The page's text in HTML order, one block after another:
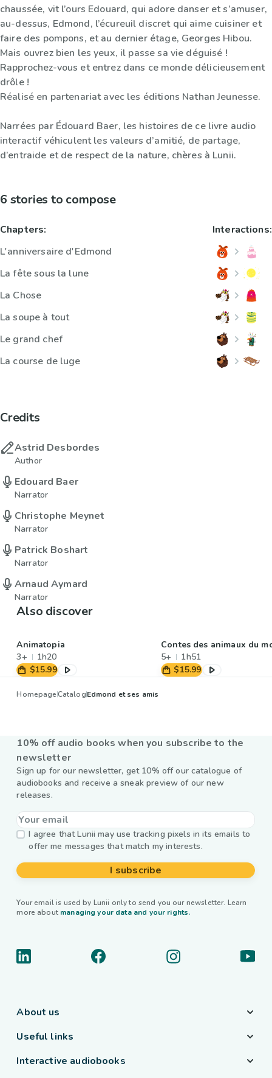
chaussée, vit l’ours Edouard, qui adore danser et s’amuser,
au-dessus, Edmond, l’écureuil discret qui aime cuisiner et
faire des pompons, et au dernier étage, Georges Hibou.
Mais ouvrez bien les yeux, il passe sa vie déguisé !
Rapprochez-vous et entrez dans ce monde délicieusement
drôle !
Réalisé en partenariat avec les éditions Nathan Jeunesse.
Narrées par Édouard Baer, les histoires de ce livre audio
interactif véhiculent les valeurs d’amitié, de partage,
d’entraide et de respect de la nature, chères à Lunii.
6 stories to compose
Chapters:
L'anniversaire d'Edmond
La fête sous la lune
La Chose
La soupe à tout
Le grand chef
La course de luge
Interactions:
Credits
Astrid Desbordes
Author
Edouard Baer
Narrator
Christophe Meynet
Narrator
Patrick Boshart
Narrator
Arnaud Aymard
Narrator
Also discover
Animatopia
3+
1h20
$15.99
Contes des animaux du
5+
1h51
$15.99
HomepageCatalogEdmond et ses amis
10% off audio books when you subscribe to the
newsletter
Sign up for our newsletter, get 10% off our catalogue of
audiobooks and receive a sneak preview of our new
releases.
I agree that Lunii may use tracking pixels in its emails to
offer me messages that match my interests.
I subscribe
Your email is used by Lunii only to send you our newsletter. Learn
more about managing your data and your rights.
About us
Useful links
Interactive audiobooks